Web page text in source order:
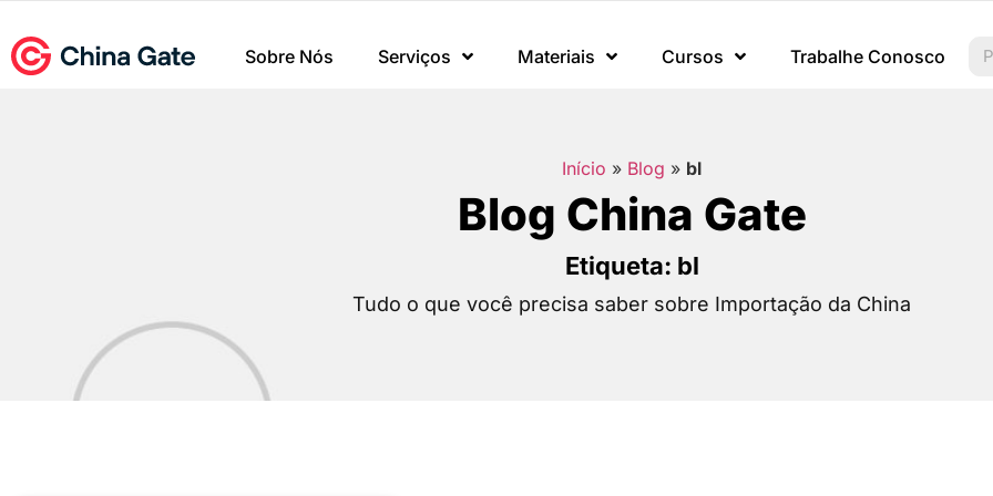
Sobre Nós Serviços Materiais Cursos Trabalhe Conosco
Início » Blog » bl
Blog China Gate
Etiqueta: bl
Tudo o que você precisa saber sobre Importação da China